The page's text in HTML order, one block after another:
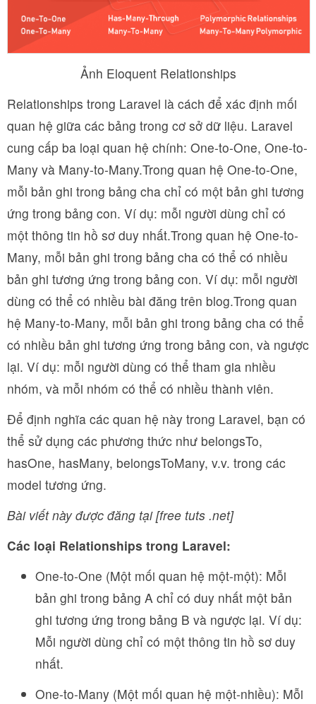
Ảnh Eloquent Relationships
Relationships trong Laravel là cách để xác định mối
quan hệ giữa các bảng trong cơ sở dữ liệu. Laravel
cung cấp ba loại quan hệ chính: One-to-One, One-to-
Many và Many-to-Many.Trong quan hệ One-to-One,
mỗi bản ghi trong bảng cha chỉ có một bản ghi tương
ứng trong bảng con. Ví dụ: mỗi người dùng chỉ có
một thông tin hồ sơ duy nhất.Trong quan hệ One-to-
Many, mỗi bản ghi trong bảng cha có thể có nhiều
bản ghi tương ứng trong bảng con. Ví dụ: mỗi người
dùng có thể có nhiều bài đăng trên blog.Trong quan
hệ Many-to-Many, mỗi bản ghi trong bảng cha có thể
có nhiều bản ghi tương ứng trong bảng con, và ngược
lại. Ví dụ: mỗi người dùng có thể tham gia nhiều
nhóm, và mỗi nhóm có thể có nhiều thành viên.
Để định nghĩa các quan hệ này trong Laravel, bạn có
thể sử dụng các phương thức như belongsTo,
hasOne, hasMany, belongsToMany, v.v. trong các
model tương ứng.
Bài viết này được đăng tại [free tuts .net]
Các loại Relationships trong Laravel:
One-to-One (Một mối quan hệ một-một): Mỗi
bản ghi trong bảng A chỉ có duy nhất một bản
ghi tương ứng trong bảng B và ngược lại. Ví dụ:
Mỗi người dùng chỉ có một thông tin hồ sơ duy
nhất.
One-to-Many (Một mối quan hệ một-nhiều): Mỗi